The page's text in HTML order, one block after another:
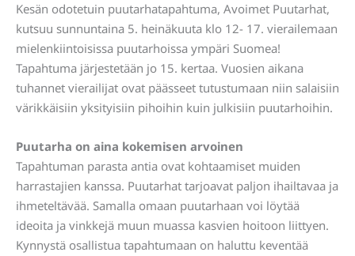
Kesän odotetuin puutarhatapahtuma, Avoimet Puutarhat,
kutsuu sunnuntaina 5. heinäkuuta klo 12- 17. vierailemaan
mielenkiintoisissa puutarhoissa ympäri Suomea!
Tapahtuma järjestetään jo 15. kertaa. Vuosien aikana
tuhannet vierailijat ovat päässeet tutustumaan niin salaisiin
värikkäisiin yksityisiin pihoihin kuin julkisiin puutarhoihin.
Puutarha on aina kokemisen arvoinen
Tapahtuman parasta antia ovat kohtaamiset muiden
harrastajien kanssa. Puutarhat tarjoavat paljon ihailtavaa ja
ihmeteltävää. Samalla omaan puutarhaan voi löytää
ideoita ja vinkkejä muun muassa kasvien hoitoon liittyen.
Kynnystä osallistua tapahtumaan on haluttu keventää